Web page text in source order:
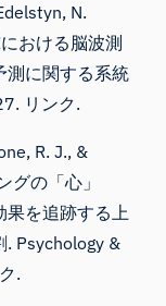
N.
おける脳波測
測に関する系統
リンク.
R. J., &
の「心」
果を追跡する上
. Psychology &
.